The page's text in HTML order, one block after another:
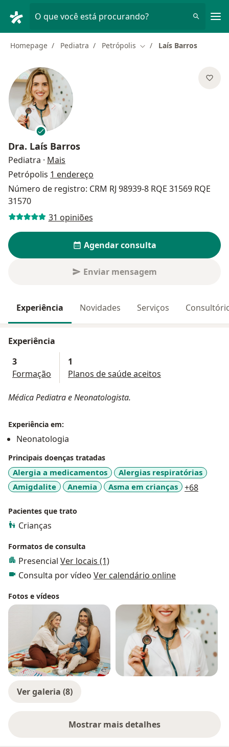
O que você está procurando?
Homepage Pediatra Petrópolis Mudar de cidade
Laís Barros
Dra. Laís Barros
Pediatra · Mais
Petrópolis 1 endereço
Número de registro: CRM RJ 98939-8 RQE 31569 RQE
31570
31 opiniões
Agendar consulta
Enviar mensagem
Experiência Novidades Serviços
Experiência
3
Formação
1
Planos de saúde aceitos
Médica Pediatra e Neonatologista.
Experiência em:
Neonatologia
Principais doenças tratadas
Alergia a medicamentos
Alergias respiratórias
Amigdalite
Anemia Asma em crianças +68
Pacientes que trato
Crianças
Formatos de consulta
Presencial Ver locais (1)
Consulta por vídeo Ver calendário online
Fotos e vídeos
Ver galeria (8)
Mostrar mais detalhes
sobre a experiência